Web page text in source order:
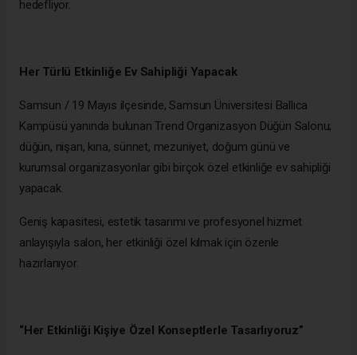
hedefliyor.
Her Türlü Etkinliğe Ev Sahipliği Yapacak
Samsun / 19 Mayıs ilçesinde, Samsun Üniversitesi Ballıca
Kampüsü yanında bulunan Trend Organizasyon Düğün Salonu;
düğün, nişan, kına, sünnet, mezuniyet, doğum günü ve
kurumsal organizasyonlar gibi birçok özel etkinliğe ev sahipliği
yapacak.
Geniş kapasitesi, estetik tasarımı ve profesyonel hizmet
anlayışıyla salon, her etkinliği özel kılmak için özenle
hazırlanıyor.
“Her Etkinliği Kişiye Özel Konseptlerle Tasarlıyoruz”